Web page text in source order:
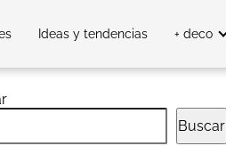
Ideas y tendencias + deco
Buscar